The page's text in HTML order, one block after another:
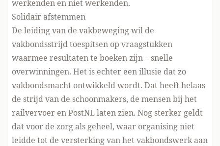
werkenden en niet werkenden.
Solidair afstemmen
De leiding van de vakbeweging wil de
vakbondsstrijd toespitsen op vraagstukken
waarmee resultaten te boeken zijn – snelle
overwinningen. Het is echter een illusie dat zo
vakbondsmacht ontwikkeld wordt. Dat heeft helaas
de strijd van de schoonmakers, de mensen bij het
railvervoer en PostNL laten zien. Nog sterker geldt
dat voor de zorg als geheel, waar organising niet
leidde tot de versterking van het vakbondswerk aan